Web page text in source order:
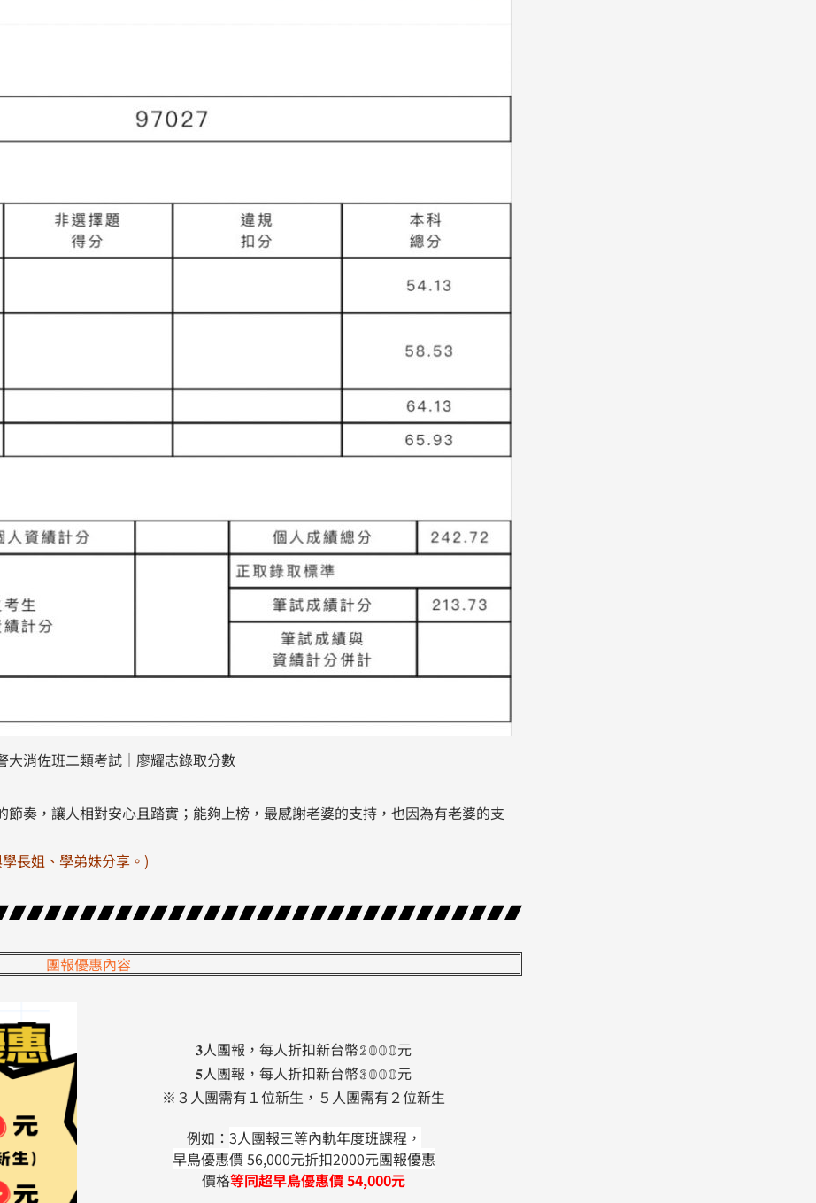
大消佐班二類考試｜廖耀志錄取分數
奏，讓人相對安心且踏實；能夠上榜，最感謝老婆的支持，也因為有老婆的支
長姐、學弟妹分享。)​
團報優惠內容
𝟑人團報，每人折扣新台幣𝟚𝟘𝟘𝟘元
𝟓人團報，每人折扣新台幣𝟛𝟘𝟘𝟘元
※３人團需有１位新生，５人團需有２位新生
例如： 3人團報三等內軌年度班課程，
早鳥優惠價 56,000元折扣2000元團報優惠
價格等同超早鳥優惠價 54,000元